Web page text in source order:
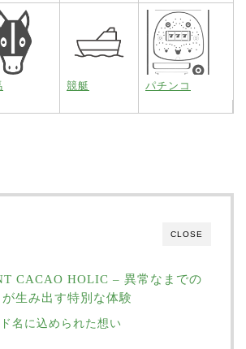
競艇 パチンコ
CLOSE
CACAO HOLIC – 異常なまでの
生み出す特別な体験
名に込められた想い